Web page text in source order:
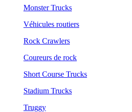
Monster Trucks
Véhicules routiers
Rock Crawlers
Coureurs de rock
Short Course Trucks
Stadium Trucks
Truggy